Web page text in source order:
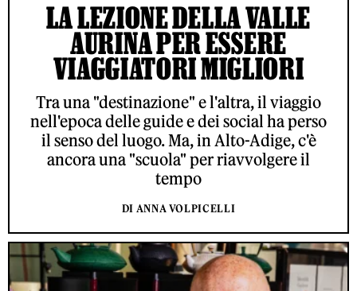
LA LEZIONE DELLA VALLE
AURINA PER ESSERE
VIAGGIATORI MIGLIORI
Tra una "destinazione" e l'altra, il viaggio
nell'epoca delle guide e dei social ha perso
il senso del luogo. Ma, in Alto-Adige, c'è
ancora una "scuola" per riavvolgere il
tempo
DI ANNA VOLPICELLI